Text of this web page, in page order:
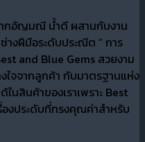
ากอัญมณี น้ำดี ผสานกับงาน
งฝีมือระดับประณีต “ การ
and Blue Gems สวยงาม
ใจจากลูกค้า กับมาตรฐานแห่ง
นสินค้าของเราเพราะ Best
งประดับที่ทรงคุณค่าสำหรับ